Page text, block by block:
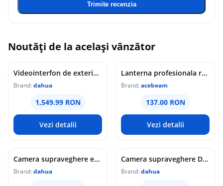
Trimite recenzia
Noutăți de la același vânzător
Videointerfon de exterior IP WiFi Dahua VTO6631QB-WP, 2MP, ecran 5 inch, acces prin PIN/recunoastere faciala/card/Bluetooth, slot card, microfon/difuzor, PoE
Brand:dahua
1,549.99 RON
Vezi detalii
Lanterna profesionala reincarcabila Acebeam Pokelit AA, 1000 lumeni, 105 m, gri
Brand:acebeam
137.00 RON
Vezi detalii
Camera supraveghere exterior analogica Dome cu iluminare duala Dahua HAC-HDW1549X-IL-A-PRO-0360B-DIP, 5 MP, 2.8 mm, IR/lumina calda 50 m, microfon dublu
Brand:dahua
Camera supraveghere Dome analogica Dahua WizColor HAC-HDW1549X-A-PRO-0360B-DIP, 5 MP, 3.6 mm, lumina calda 50 m, microfon dublu
Brand:dahua